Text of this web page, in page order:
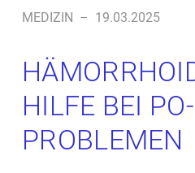
MEDIZIN – 19.03.2025
HILFE BEI PO-
PROBLEMEN